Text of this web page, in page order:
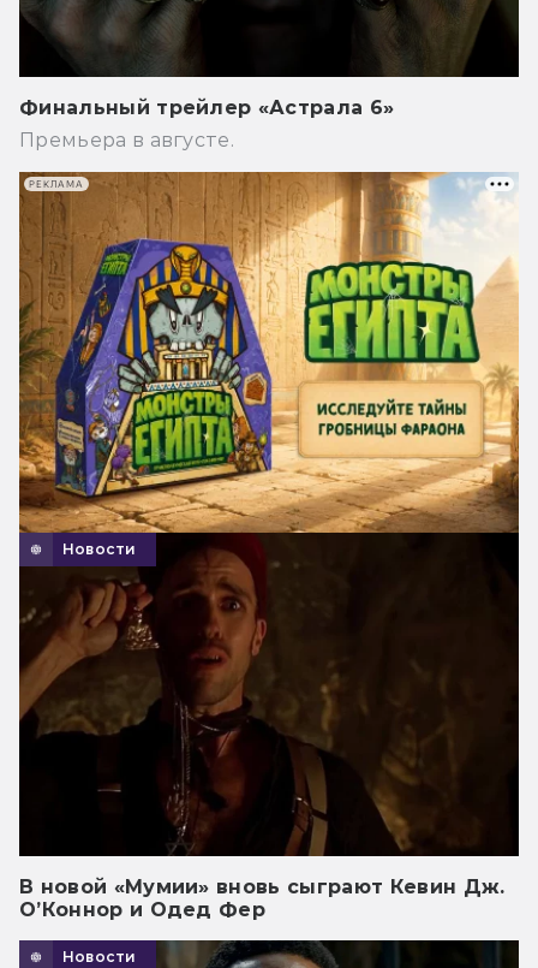
Финальный трейлер «Астрала 6»
Премьера в августе.
Новости
В новой «Мумии» вновь сыграют Кевин Дж.
О’Коннор и Одед Фер
Новости
РЕКЛАМА